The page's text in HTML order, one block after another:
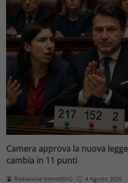
Camera approva la nuova
cambia in 11 punti
Redazione VelvetMAG 4 Agosto 2026